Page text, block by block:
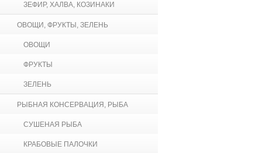
ЗЕФИР, ХАЛВА, КОЗИНАКИ
ОВОЩИ, ФРУКТЫ, ЗЕЛЕНЬ
ОВОЩИ
ФРУКТЫ
ЗЕЛЕНЬ
РЫБНАЯ КОНСЕРВАЦИЯ, РЫБА
СУШЕНАЯ РЫБА
КРАБОВЫЕ ПАЛОЧКИ